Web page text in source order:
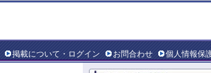
掲載について・ログイン お問合わせ 個人情報保